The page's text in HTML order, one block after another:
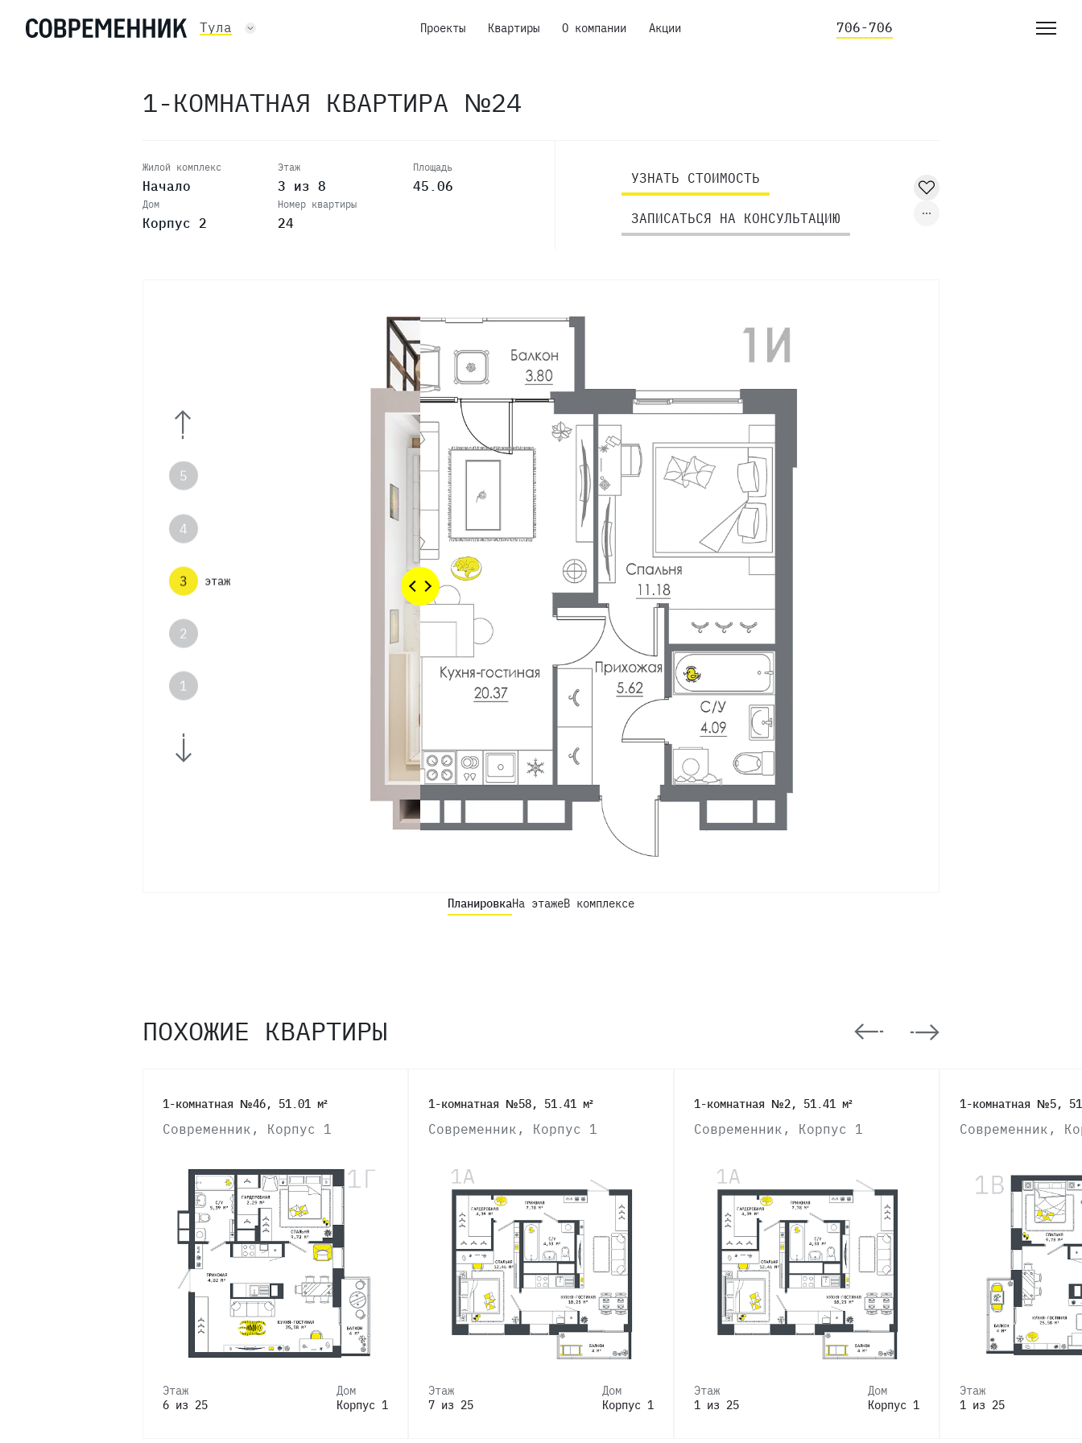
Тула Проекты Квартиры О компании Акции 706-706
1-КОМНАТНАЯ КВАРТИРА №24
Жилой комплекс
Начало
Дом
Корпус 2
Этаж
3 из 8
Номер квартиры
24
Площадь
45.06 УЗНАТЬ СТОИМОСТЬ
ЗАПИСАТЬСЯ НА КОНСУЛЬТАЦИЮ
6
5
4
3 этаж
2
1
ПланировкаНа этажеВ комплексе
ПОХОЖИЕ КВАРТИРЫ
1-комнатная №46, 51.01 м²
Современник, Корпус 1
Этаж
6 из 25
Дом
Корпус 1
1-комнатная №58, 51.41 м²
Современник, Корпус 1
Этаж
7 из 25
Дом
Корпус 1
1-комнатная №2, 51.41 м²
Современник, Корпус 1
Этаж
1 из 25
Дом
Корпус 1
1-комнатная №5,
Современник,
Этаж
1 из 25